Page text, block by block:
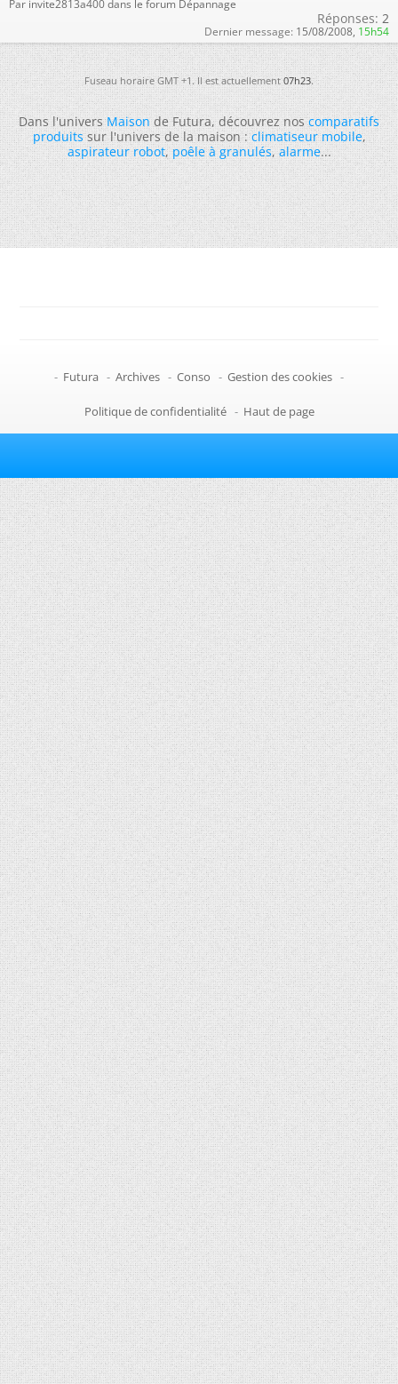
Par invite2813a400 dans le forum Dépannage
Réponses: 2
Dernier message: 15/08/2008, 15h54
Fuseau horaire GMT +1. Il est actuellement07h23.
Dans l'universMaisonde Futura, découvrez noscomparatifs
produitssur l'univers de la maison :climatiseur mobile,
aspirateur robot,poêle à granulés,alarme...
- Futura - Archives - Conso - Gestion des cookies -
Politique de confidentialité - Haut de page